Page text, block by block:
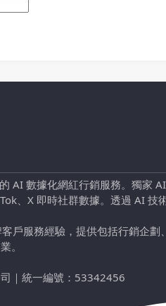
AI 數據化網紅行銷服務。獨家
、X 即時社群數據。透過 AI
戶服務經驗，提供包括行銷企
。
｜ 統一編號：53342456